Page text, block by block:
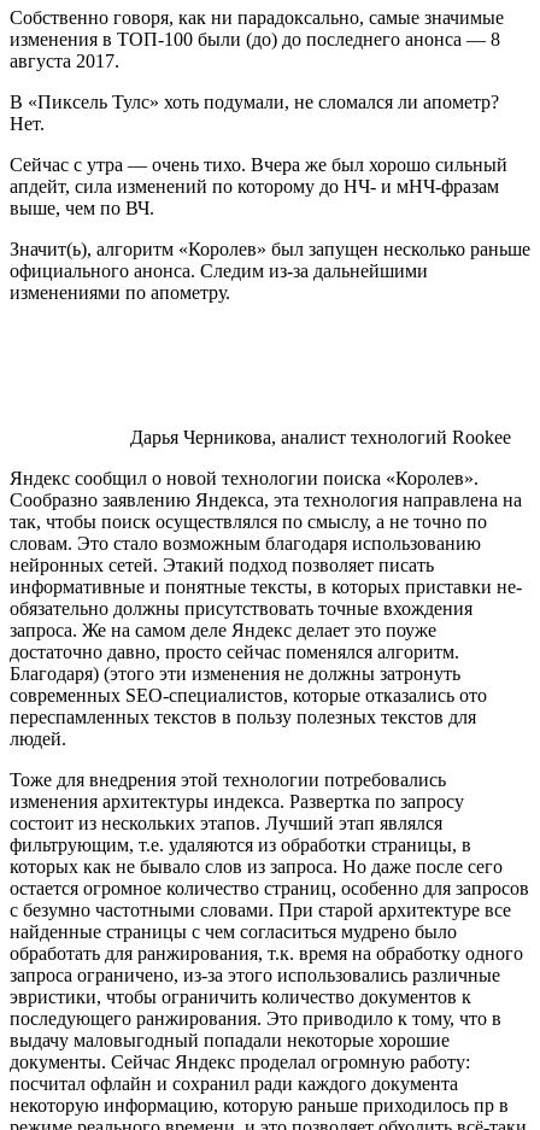
Собственно говоря, как ни парадоксально, самые значимые
изменения в ТОП-100 были (до) до последнего анонса — 8
августа 2017.
В «Пиксель Тулс» хоть подумали, не сломался ли апометр?
Нет.
Сейчас с утра — очень тихо. Вчера же был хорошо сильный
апдейт, сила изменений по которому до НЧ- и мНЧ-фразам
выше, чем по ВЧ.
Значит(ь), алгоритм «Королев» был запущен несколько раньше
официального анонса. Следим из-за дальнейшими
изменениями по апометру.
Дарья Черникова, аналист технологий Rookee
Яндекс сообщил о новой технологии поиска «Королев».
Сообразно заявлению Яндекса, эта технология направлена на
так, чтобы поиск осуществлялся по смыслу, а не точно по
словам. Это стало возможным благодаря использованию
нейронных сетей. Этакий подход позволяет писать
информативные и понятные тексты, в которых приставки не-
обязательно должны присутствовать точные вхождения
запроса. Же на самом деле Яндекс делает это поуже
достаточно давно, просто сейчас поменялся алгоритм.
Благодаря) (этого эти изменения не должны затронуть
современных SEO-специалистов, которые отказались ото
переспамленных текстов в пользу полезных текстов для
людей.
Тоже для внедрения этой технологии потребовались
изменения архитектуры индекса. Развертка по запросу
состоит из нескольких этапов. Лучший этап являлся
фильтрующим, т.е. удаляются из обработки страницы, в
которых как не бывало слов из запроса. Но даже после сего
остается огромное количество страниц, особенно для запросов
с безумно частотными словами. При старой архитектуре все
найденные страницы с чем согласиться мудрено было
обработать для ранжирования, т.к. время на обработку одного
запроса ограничено, из-за этого использовались различные
эвристики, чтобы ограничить количество документов к
последующего ранжирования. Это приводило к тому, что в
выдачу маловыгодный попадали некоторые хорошие
документы. Сейчас Яндекс проделал огромную работу:
посчитал офлайн и сохранил ради каждого документа
некоторую информацию, которую раньше приходилось пр в